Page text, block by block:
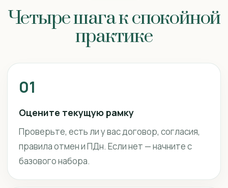
Четыре шага к спокойной
практике
01
Оцените текущую рамку
Проверьте, есть ли у вас договор, согласия,
правила отмен и ПДн. Если нет — начните с
базового набора.